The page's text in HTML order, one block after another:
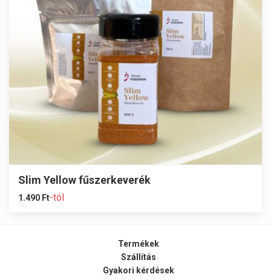
Slim Yellow fűszerkeverék
1.490 Ft-tól
Termékek
Szállítás
Gyakori kérdések